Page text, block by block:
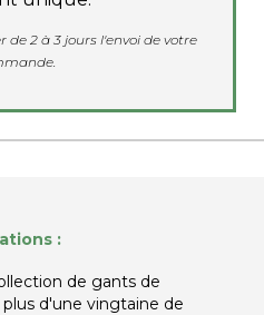
2 à 3 jours l'envoi de votre
:
de gants de
d'une vingtaine de